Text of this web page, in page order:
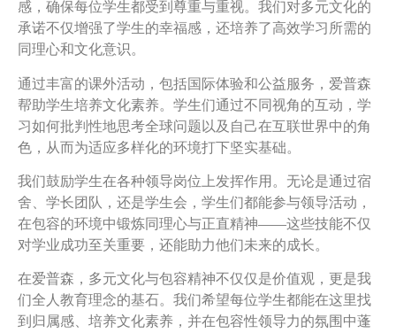
感，确保每位学生都受到尊重与重视。我们对多元文化的
承诺不仅增强了学生的幸福感，还培养了高效学习所需的
同理心和文化意识。
通过丰富的课外活动，包括国际体验和公益服务，爱普森
帮助学生培养文化素养。学生们通过不同视角的互动，学
习如何批判性地思考全球问题以及自己在互联世界中的角
色，从而为适应多样化的环境打下坚实基础。
我们鼓励学生在各种领导岗位上发挥作用。无论是通过宿
舍、学长团队，还是学生会，学生们都能参与领导活动，
在包容的环境中锻炼同理心与正直精神——这些技能不仅
对学业成功至关重要，还能助力他们未来的成长。
在爱普森，多元文化与包容精神不仅仅是价值观，更是我
们全人教育理念的基石。我们希望每位学生都能在这里找
到归属感、培养文化素养，并在包容性领导力的氛围中蓬